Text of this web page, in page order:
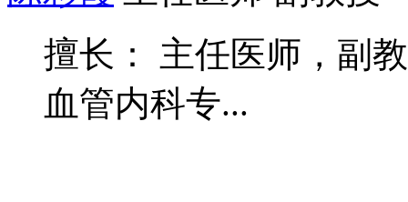
擅长： 主任医师，副
血管内科专...